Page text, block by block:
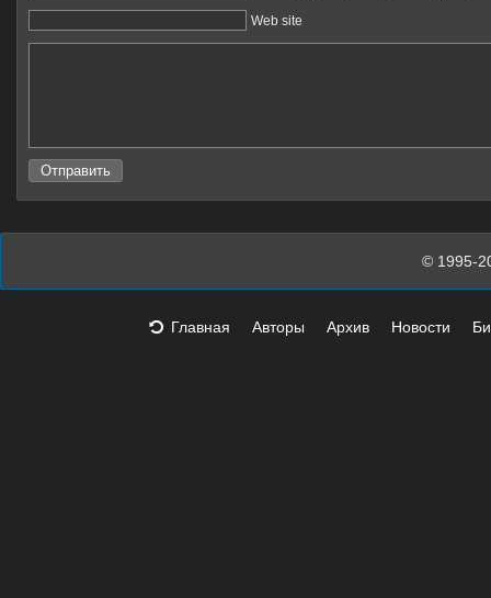
Web site
© 1995-
Главная Авторы Архив Новости